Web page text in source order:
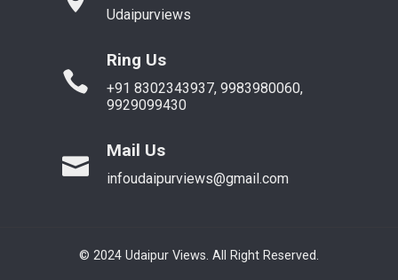
Udaipurviews
Ring Us
+91 8302343937, 9983980060,
9929099430
Mail Us
infoudaipurviews@gmail.com
© 2024 Udaipur Views. All Right Reserved.